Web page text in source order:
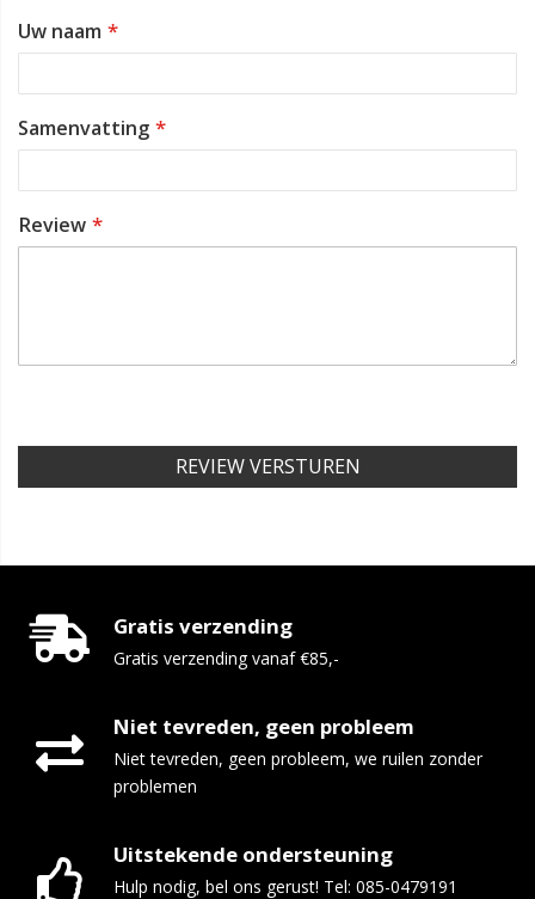
Uw naam
Samenvatting
Review
REVIEW VERSTUREN
Gratis verzending
Gratis verzending vanaf €85,-
Niet tevreden, geen probleem
Niet tevreden, geen probleem, we ruilen zonder
problemen
Uitstekende ondersteuning
Hulp nodig, bel ons gerust! Tel: 085-0479191